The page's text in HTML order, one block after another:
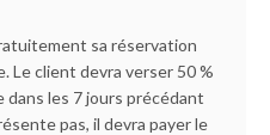
sa réservation
Le client devra verser 50 %
les 7 jours précédant
pas, il devra payer le